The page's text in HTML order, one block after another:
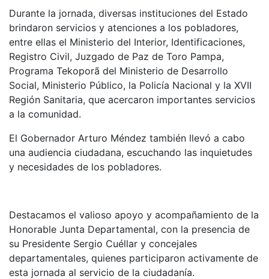
Durante la jornada, diversas instituciones del Estado
brindaron servicios y atenciones a los pobladores,
entre ellas el Ministerio del Interior, Identificaciones,
Registro Civil, Juzgado de Paz de Toro Pampa,
Programa Tekoporã del Ministerio de Desarrollo
Social, Ministerio Público, la Policía Nacional y la XVII
Región Sanitaria, que acercaron importantes servicios
a la comunidad.
El Gobernador Arturo Méndez también llevó a cabo
una audiencia ciudadana, escuchando las inquietudes
y necesidades de los pobladores.
Destacamos el valioso apoyo y acompañamiento de la
Honorable Junta Departamental, con la presencia de
su Presidente Sergio Cuéllar y concejales
departamentales, quienes participaron activamente de
esta jornada al servicio de la ciudadanía.